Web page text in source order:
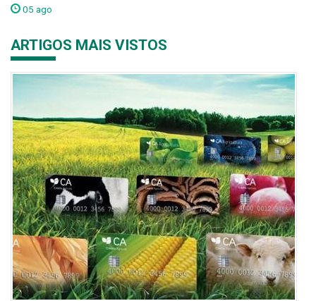
05 ago
ARTIGOS MAIS VISTOS